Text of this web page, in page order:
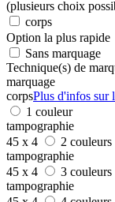
(plusieurs choix
corps
Option la plus rapide
Sans marquage
Technique(s) de
marquage
corpsPlus d'infos sur
1 couleur
tampographie
45 x 4
2 couleurs
tampographie
45 x 4
3 couleurs
tampographie